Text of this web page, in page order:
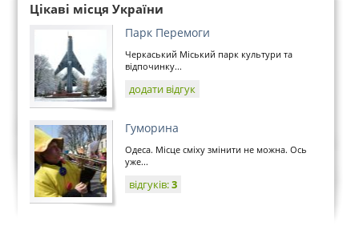
Цікаві місця України
Парк Перемоги
Черкаський Міський парк культури та
відпочинку...
додати відгук
Гуморина
Одеса. Місце сміху змінити не можна. Ось
уже...
відгуків:3